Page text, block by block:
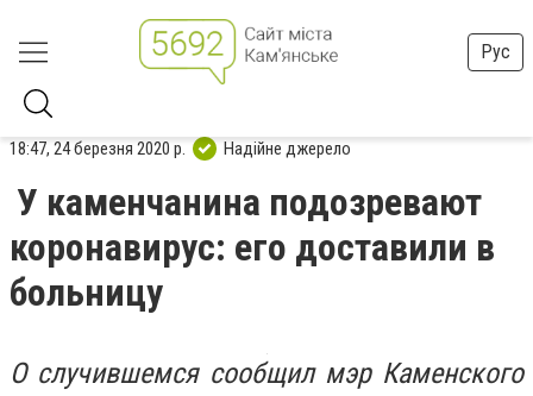
Рус
18:47, 24 березня 2020 р. Надійне джерело
У каменчанина подозревают
коронавирус: его доставили в
больницу
О случившемся сообщил мэр Каменского